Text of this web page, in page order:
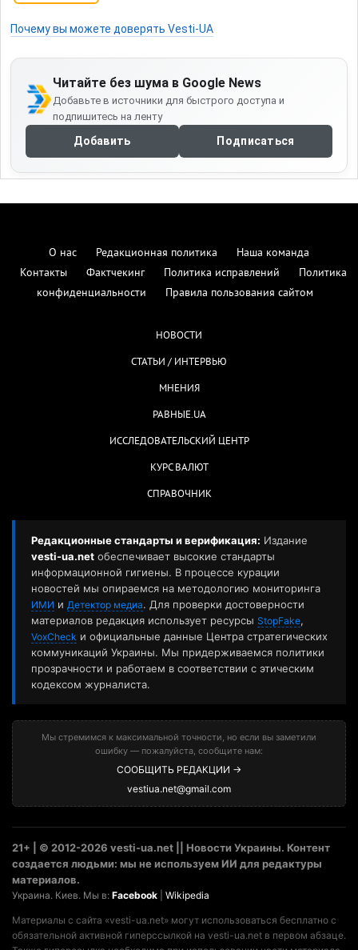
Почему вы можете доверять Vesti-UA
Читайте без шума в Google News
Добавьте в источники для быстрого доступа и
подпишитесь на ленту
Добавить Подписаться
О нас Редакционная политика
Наша команда
Контакты
Фактчекинг Политика исправлений
Политика
конфиденциальности
Правила пользования сайтом
НОВОСТИ
СТАТЬИ / ИНТЕРВЬЮ
МНЕНИЯ
РАВНЫЕ.UA
ИССЛЕДОВАТЕЛЬСКИЙ ЦЕНТР
КУРС ВАЛЮТ
СПРАВОЧНИК
Редакционные стандарты и верификация: Издание
vesti-ua.net обеспечивает высокие стандарты
информационной гигиены. В процессе курации
новостей мы опираемся на методологию мониторинга
ИМИ и Детектор медиа. Для проверки достоверности
материалов редакция использует ресурсы StopFake,
VoxCheck и официальные данные Центра стратегических
коммуникаций Украины. Мы придерживаемся политики
прозрачности и работаем в соответствии с этическим
кодексом журналиста.
Мы стремимся к максимальной точности, но если вы заметили
ошибку — пожалуйста, сообщите нам:
СООБЩИТЬ РЕДАКЦИИ →
vestiua.net@gmail.com
21+ | © 2012-2026 vesti-ua.net || Новости Украины. Контент
создается людьми: мы не используем ИИ для редактуры
материалов.
Украина. Киев. Мы в: Facebook Wikipedia
Материалы с сайта «vesti-ua.net» могут использоваться бесплатно с
обязательной активной гиперссылкой на vesti-ua.net в первом абзаце.